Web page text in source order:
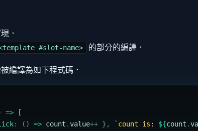
．
#slot-name> 的部分的編譯．
編譯為如下程式碼．
=> [
: () => count .value++ }, ` count is: ${count .